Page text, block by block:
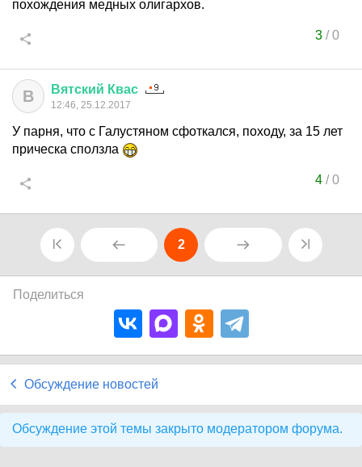
похождения медных олигархов.
3/0
В Вятский Квас
12:46, 25.12.2017
У парня, что с Галустяном сфоткался, походу, за 15 лет
прическа сползла
4/0
2
Поделиться
Обсуждение новостей
Обсуждение этой темы закрыто модератором форума.